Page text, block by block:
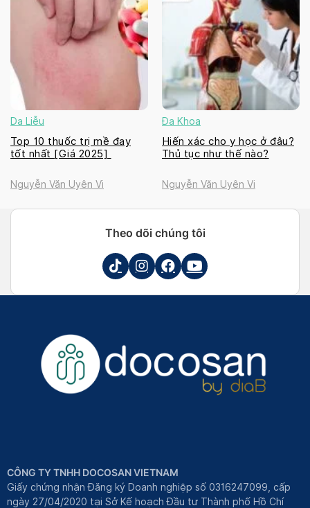
Da Liễu
Top 10 thuốc trị mề đay
tốt nhất [Giá 2025]
Nguyễn Văn Uyên Vi
Đa Khoa
Hiến xác cho y học ở đâu?
Thủ tục như thế nào?
Nguyễn Văn Uyên Vi
Theo dõi chúng tôi
CÔNG TY TNHH DOCOSAN VIETNAM
Giấy chứng nhận Đăng ký Doanh nghiệp số 0316247099, cấp
ngày 27/04/2020 tại Sở Kế hoạch Đầu tư Thành phố Hồ Chí